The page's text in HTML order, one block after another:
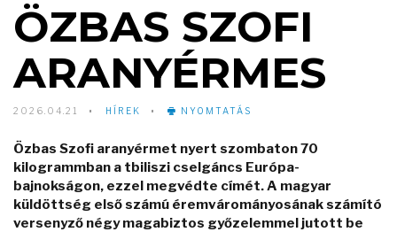
ÖZBAS SZOFI
ARANYÉRMES
2026.04.21 HÍREK NYOMTATÁS
Özbas Szofi aranyérmet nyert szombaton 70
kilogrammban a tbiliszi cselgáncs Európa-
bajnokságon, ezzel megvédte címét. A magyar
küldöttség első számú éremvárományosának számító
versenyző négy magabiztos győzelemmel jutott be